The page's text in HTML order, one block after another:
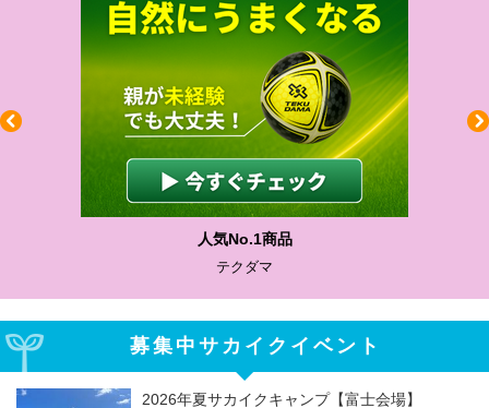
人気No.1商品
テクダマ
募集中サカイクイベント
2026年夏サカイクキャンプ【富士会場】